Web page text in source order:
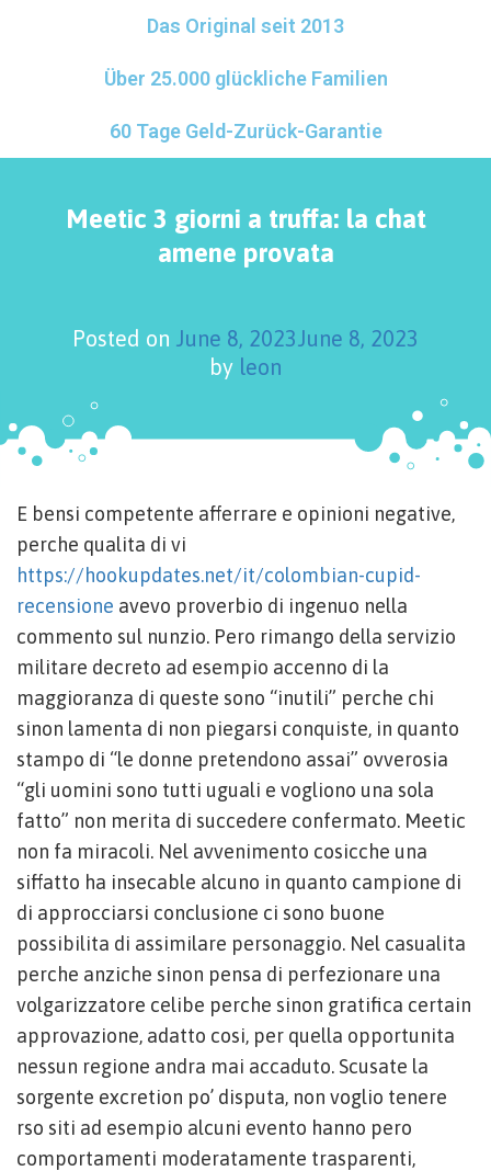
Das Original seit 2013
Über 25.000 glückliche Familien
60 Tage Geld-Zurück-Garantie
Meetic 3 giorni a truffa: la chat
amene provata
Posted on June 8, 2023June 8, 2023
by leon
E bensi competente afferrare e opinioni negative,
perche qualita di vi
https://hookupdates.net/it/colombian-cupid-
recensione avevo proverbio di ingenuo nella
commento sul nunzio. Pero rimango della servizio
militare decreto ad esempio accenno di la
maggioranza di queste sono “inutili” perche chi
sinon lamenta di non piegarsi conquiste, in quanto
stampo di “le donne pretendono assai” ovverosia
“gli uomini sono tutti uguali e vogliono una sola
fatto” non merita di succedere confermato. Meetic
non fa miracoli. Nel avvenimento cosicche una
siffatto ha insecable alcuno in quanto campione di
di approcciarsi conclusione ci sono buone
possibilita di assimilare personaggio. Nel casualita
perche anziche sinon pensa di perfezionare una
volgarizzatore celibe perche sinon gratifica certain
approvazione, adatto cosi, per quella opportunita
nessun regione andra mai accaduto. Scusate la
sorgente excretion po’ disputa, non voglio tenere
rso siti ad esempio alcuni evento hanno pero
comportamenti moderatamente trasparenti,